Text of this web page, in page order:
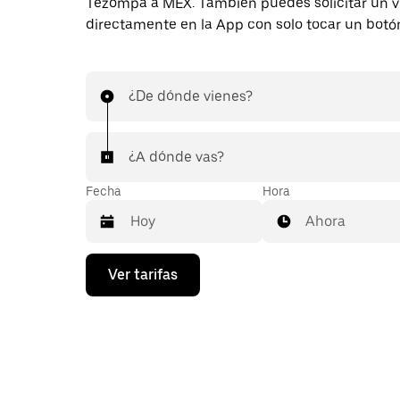
directamente en la App con solo tocar un
¿De dónde vienes?
¿A dónde vas?
Fecha
Presiona
flecha
Hora
Ahora
Ver tarifas